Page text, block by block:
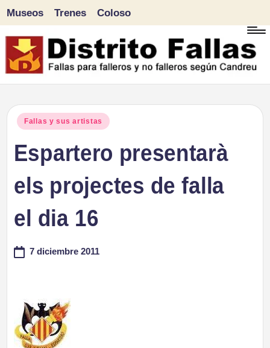
Saltar
al
Museos Trenes Coloso
Publicado
Fallas y sus artistas
Espartero presentarà
els projectes de falla
el dia 16
7 diciembre 2011